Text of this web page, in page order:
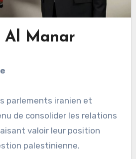
Al Manar
parlements iranien et
de consolider les relations
valoir leur position
palestinienne.